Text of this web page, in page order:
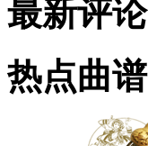
最新评论
热点曲谱